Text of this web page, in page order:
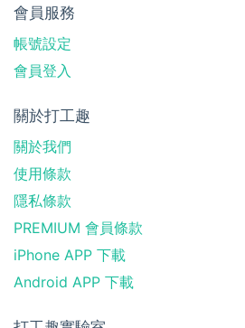
會員服務
帳號設定
會員登入
關於打工趣
關於我們
使用條款
隱私條款
PREMIUM 會員條款
iPhone APP 下載
Android APP 下載